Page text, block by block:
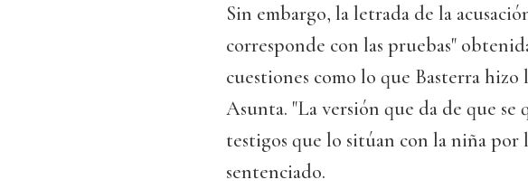
Sin embargo, la letrada de la
corresponde con las pruebas"
cuestiones como lo que Basterra
Asunta. "La versión que da de que se
testigos que lo sitúan con la niña por
sentenciado.